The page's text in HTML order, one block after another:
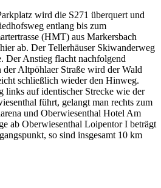
wird die S271 überquert und
entlang bis zum
(HMT) aus Markersbach
ab. Der Tellerhäuser Skiwanderweg
Der Anstieg flacht nachfolgend
der Altpöhlaer Straße wird der Wald
schließlich wieder den Hinweg.
links auf identischer Strecke wie der
führt, gelangt man rechts zum
und Oberwiesenthal Hotel Am
ab Oberwiesenthal Loipentor I beträgt
so sind insgesamt 10 km